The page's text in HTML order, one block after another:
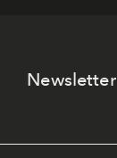
Newsletter